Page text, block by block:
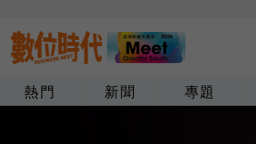
熱門 新聞 專題